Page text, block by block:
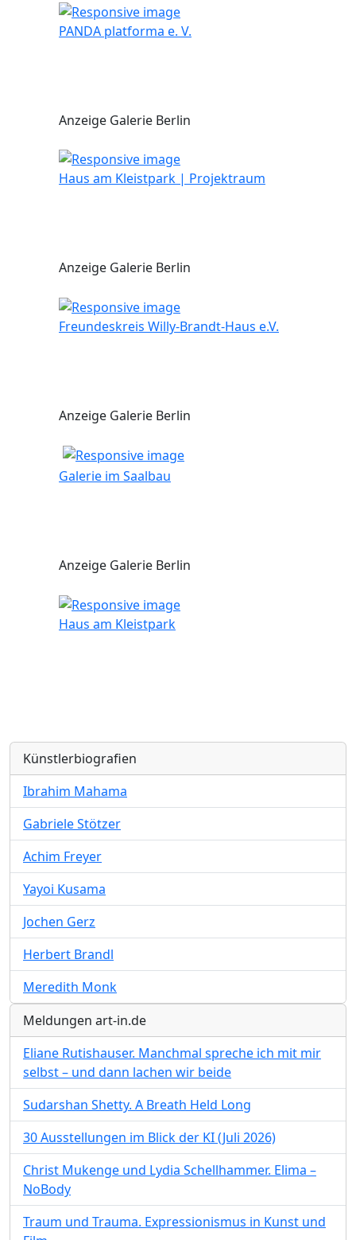
PANDA platforma e. V.
Anzeige Galerie Berlin
Haus am Kleistpark | Projektraum
Anzeige Galerie Berlin
Freundeskreis Willy-Brandt-Haus e.V.
Anzeige Galerie Berlin
Galerie im Saalbau
Anzeige Galerie Berlin
Haus am Kleistpark
Künstlerbiografien
Ibrahim Mahama
Gabriele Stötzer
Achim Freyer
Yayoi Kusama
Jochen Gerz
Herbert Brandl
Meredith Monk
Meldungen art-in.de
Eliane Rutishauser. Manchmal spreche ich mit mir
selbst – und dann lachen wir beide
Sudarshan Shetty. A Breath Held Long
30 Ausstellungen im Blick der KI (Juli 2026)
Christ Mukenge und Lydia Schellhammer. Elima –
NoBody
Traum und Trauma. Expressionismus in Kunst und